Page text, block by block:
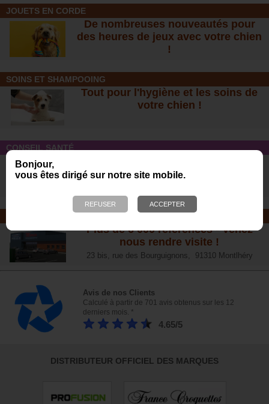
Bonjour,
vous êtes dirigé sur notre site mobile.
JOUETS EN CORDE
De nombreuses nouveautés pour
des heures de jeux avec votre chien
!
SOINS ET SHAMPOOING
Tout pour l'hygiène et les soins de
votre chien !
CONSEIL SANTÉ
traitements naturels et conseil
Plus de 6 000 références - Venez
nous rendre visite !
23 bis, rue des Bourguignons, 91310 Montlhéry
Avis de nos Clients
Calculé à partir de 701 avis obtenus sur les 12
derniers mois. *
4.65/5
DISTRIBUTEUR OFFICIEL DES MARQUES